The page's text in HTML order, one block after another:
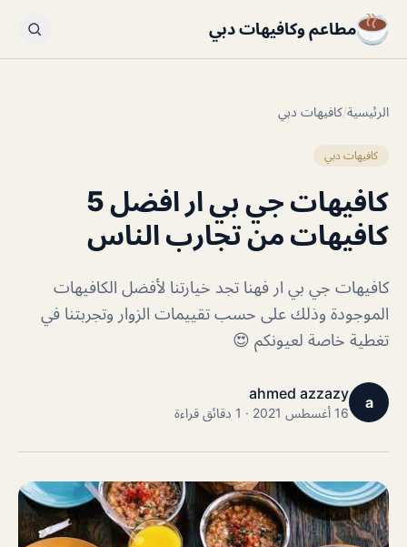
مطاعم وكافيهات دبي
الرئيسية/كافيهات دبي
كافيهات دبي
كافيهات جي بي ار افضل 5
كافيهات من تجارب الناس
كافيهات جي بي ار فهنا تجد خيارتنا لأفضل الكافيهات
الموجودة وذلك على حسب تقييمات الزوار وتجربتنا في
تغطية خاصة لعيونكم 😍
a
ahmed azzazy
16 أغسطس 2021 · 1 دقائق قراءة